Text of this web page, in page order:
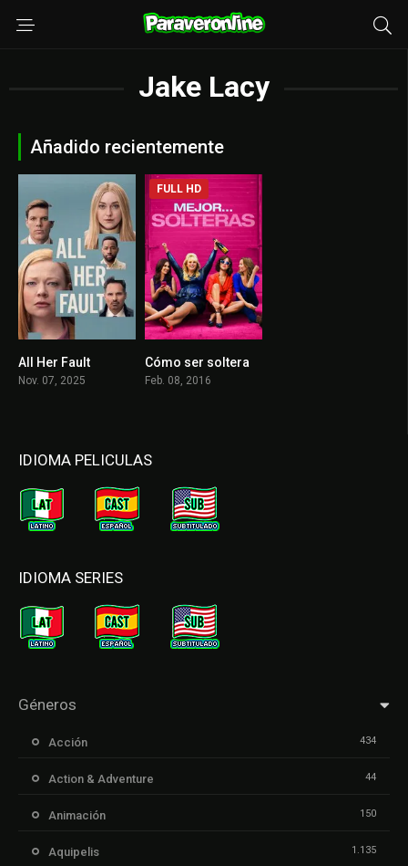
Jake Lacy
Añadido recientemente
All Her Fault
Nov. 07, 2025
6.1
FULL HD
Cómo ser soltera
Feb. 08, 2016
IDIOMA PELICULAS
IDIOMA SERIES
Géneros
Acción 434
Action & Adventure 44
Animación 150
Aquipelis 1.135